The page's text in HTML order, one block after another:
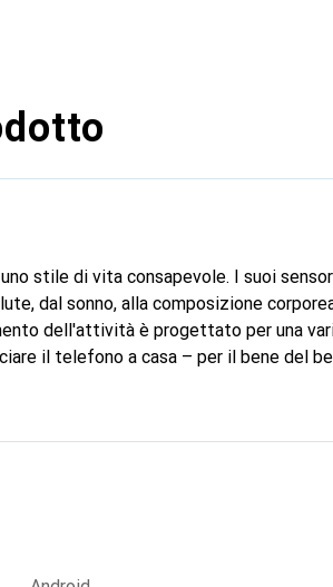
stile di vita consapevole. I suoi
dal sonno, alla composizione
dell'attività è progettato per una
il telefono a casa – per il bene del